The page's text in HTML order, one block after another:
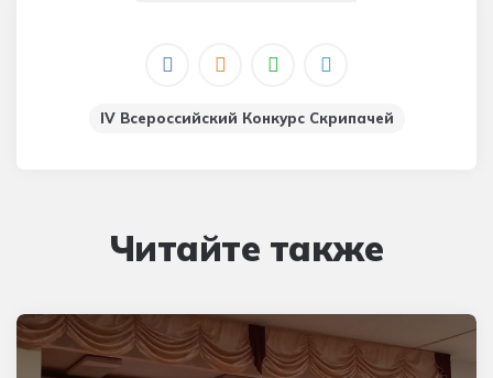
IV Всероссийский Конкурс Скрипачей
Читайте также